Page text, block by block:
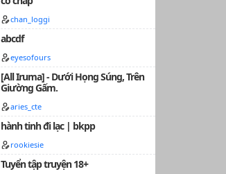
chan_loggi
abcdf
eyesofours
[All Iruma] - Dưới Họng Súng, Trên
Giường Gấm.
aries_cte
hành tinh đi lạc | bkpp
rookiesie
Tuyển tập truyện 18+